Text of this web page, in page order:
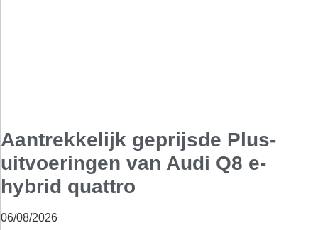
Aantrekkelijk geprijsde Plus-
uitvoeringen van Audi Q8 e-
hybrid quattro
06/08/2026